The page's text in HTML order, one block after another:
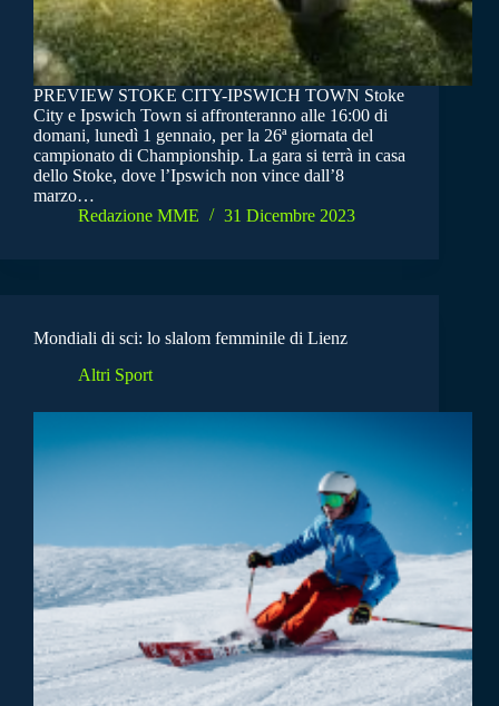
PREVIEW STOKE CITY-IPSWICH TOWN Stoke
City e Ipswich Town si affronteranno alle 16:00 di
domani, lunedì 1 gennaio, per la 26ª giornata del
campionato di Championship. La gara si terrà in casa
dello Stoke, dove l’Ipswich non vince dall’8
marzo…
Redazione MME
31 Dicembre 2023
Mondiali di sci: lo slalom femminile di Lienz
Altri Sport